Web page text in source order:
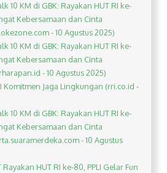
10 KM di GBK: Rayakan HUT RI ke-
Kebersamaan dan Cinta
- 10 Agustus 2025)
10 KM di GBK: Rayakan HUT RI ke-
Kebersamaan dan Cinta
- 10 Agustus 2025)
Komitmen Jaga Lingkungan (rri.co.id -
10 KM di GBK: Rayakan HUT RI ke-
Kebersamaan dan Cinta
- 10 Agustus
Rayakan HUT RI ke-80, PPLI Gelar Fun